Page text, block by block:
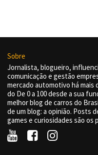
Sobre
Jornalista, blogueiro,
comunicação e gestão
mercado automotivo há mais
do De 0 a 100 desde a sua
melhor blog de carros do
de um blog: a opinião. Posts
games e curiosidades são os